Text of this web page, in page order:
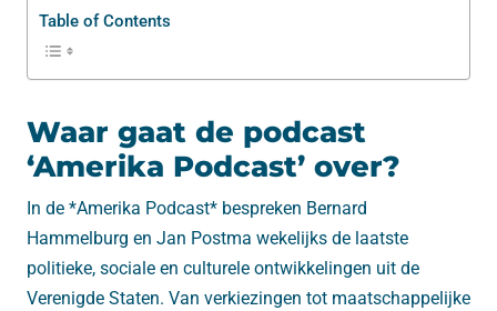
Table of Contents
Waar gaat de podcast
‘Amerika Podcast’ over?
In de *Amerika Podcast* bespreken Bernard
Hammelburg en Jan Postma wekelijks de laatste
politieke, sociale en culturele ontwikkelingen uit de
Verenigde Staten. Van verkiezingen tot maatschappelijke